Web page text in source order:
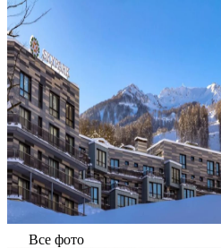
Все фото